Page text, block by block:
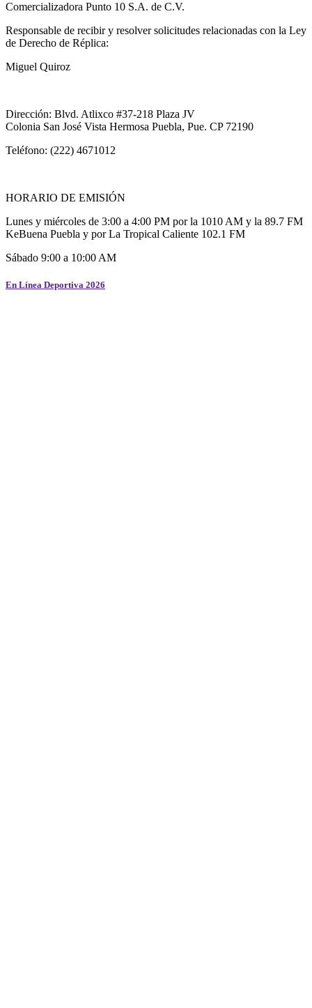
Comercializadora Punto 10 S.A. de C.V.
Responsable de recibir y resolver solicitudes relacionadas con la Ley
de Derecho de Réplica:
Miguel Quiroz
Dirección: Blvd. Atlixco #37-218 Plaza JV
Colonia San José Vista Hermosa Puebla, Pue. CP 72190
Teléfono: (222) 4671012
HORARIO DE EMISIÓN
Lunes y miércoles de 3:00 a 4:00 PM por la 1010 AM y la 89.7 FM
KeBuena Puebla y por La Tropical Caliente 102.1 FM
Sábado 9:00 a 10:00 AM
En Línea Deportiva 2026